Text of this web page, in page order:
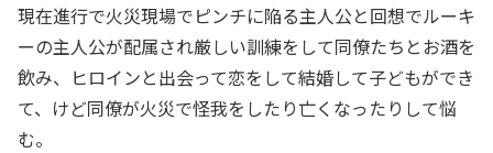
現在進行で火災現場でピンチに陥る主人公と回想でルーキ
ーの主人公が配属され厳しい訓練をして同僚たちとお酒を
飲み、ヒロインと出会って恋をして結婚して子どもができ
て、けど同僚が火災で怪我をしたり亡くなったりして悩
む。